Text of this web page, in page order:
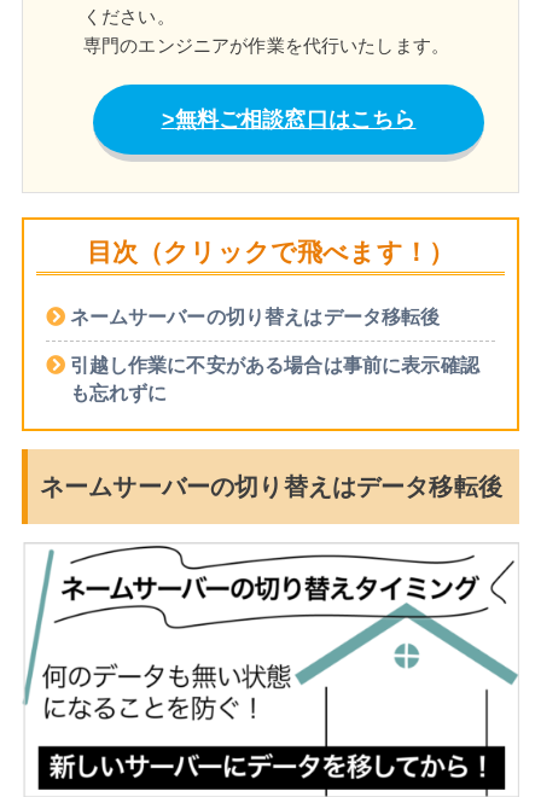
ください。
専門のエンジニアが作業を代行いたします。
無料ご相談窓口はこちら
目次（クリックで飛べます！）
ネームサーバーの切り替えはデータ移転後
引越し作業に不安がある場合は事前に表示確認
も忘れずに
ネームサーバーの切り替えはデータ移転後